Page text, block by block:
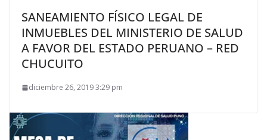
SANEAMIENTO FÍSICO LEGAL DE
INMUEBLES DEL MINISTERIO DE SALUD
A FAVOR DEL ESTADO PERUANO – RED
CHUCUITO
diciembre 26, 2019 3:29 pm